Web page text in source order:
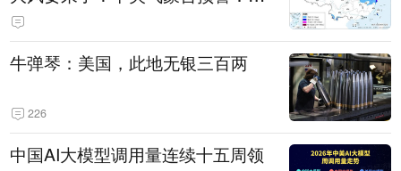
天到明天，浙江、安徽有特大暴雨
牛弹琴：美国，此地无银三百两
226
中国AI大模型调用量连续十五周领